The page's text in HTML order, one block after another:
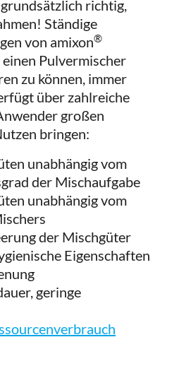
richtig,
Ständige
von amixon®
Pulvermischer
zu können, immer
über zahlreiche
großen
bringen:
unabhängig vom
der Mischaufgabe
unabhängig vom
der Mischgüter
Eigenschaften
geringe